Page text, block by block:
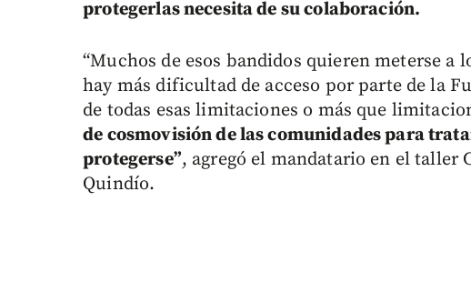
protegerlas necesita de su colaboración.
“Muchos de esos bandidos quieren meterse a
hay más dificultad de acceso por parte de la
de todas esas limitaciones o más que
de cosmovisión de las comunidades para
protegerse”, agregó el mandatario en el taller
Quindío.